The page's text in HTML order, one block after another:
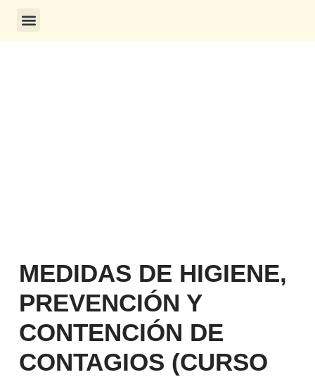
MEDIDAS DE HIGIENE,
PREVENCIÓN Y
CONTENCIÓN DE
CONTAGIOS (CURSO